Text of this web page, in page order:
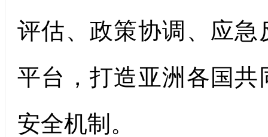
评估、政策协调、应
平台，打造亚洲各国
安全机制。